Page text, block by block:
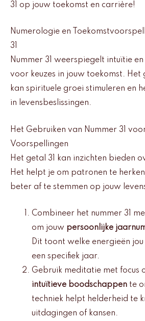
31 op jouw toekomst en carrière!
Numerologie en
31
Nummer 31 weerspiegelt intuïtie
voor keuzes in jouw toekomst. Het
kan spirituele groei stimuleren en
in levensbeslissingen.
Het Gebruiken van Nummer 31
Voorspellingen
Het getal 31 kan inzichten bieden
Het helpt je om patronen te
beter af te stemmen op jouw
Combineer het nummer 31
om jouw persoonlijke
Dit toont welke energieën
een specifiek jaar.
Gebruik meditatie met focus
intuïtieve boodschappen te
techniek helpt helderheid te
uitdagingen of kansen.